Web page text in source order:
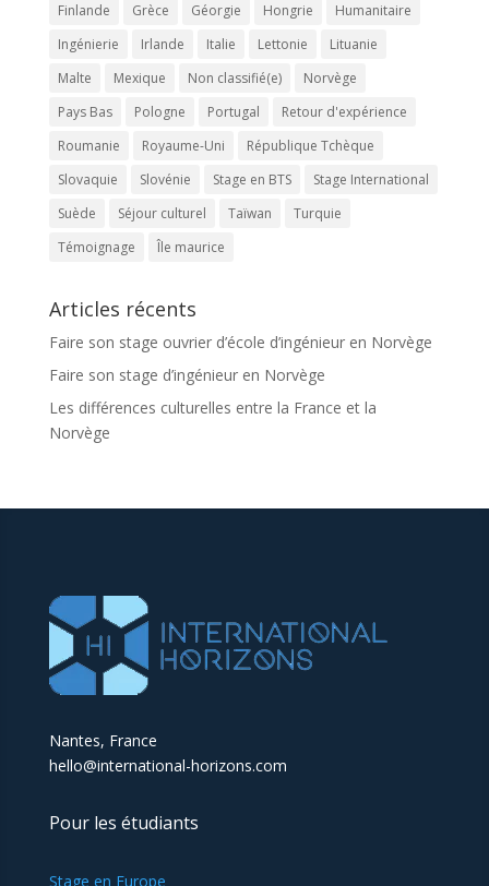
Finlande Grèce Géorgie Hongrie
Humanitaire
Ingénierie
Irlande Italie Lettonie
Lituanie
Malte
Mexique Non classifié(e)
Norvège
Pays Bas
Pologne Portugal
Retour d'expérience
Roumanie
Royaume-Uni
République Tchèque
Slovaquie
Slovénie Stage en BTS
Stage International
Suède
Séjour culturel Taïwan
Turquie
Témoignage
Île maurice
Articles récents
Faire son stage ouvrier d’école d’ingénieur en Norvège
Faire son stage d’ingénieur en Norvège
Les différences culturelles entre la France et la
Norvège
Nantes, France
hello@international-horizons.com
Pour les étudiants
Stage en Europe